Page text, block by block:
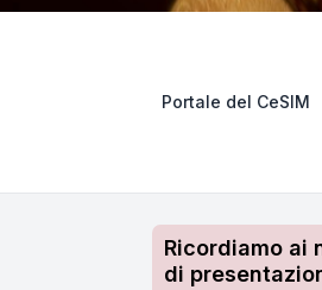
Portale del CeSIM
Ricordiamo ai
di